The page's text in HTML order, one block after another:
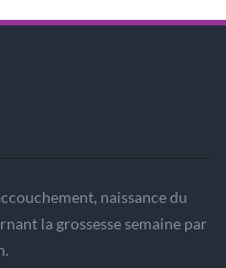
naissance du
la grossesse semaine par